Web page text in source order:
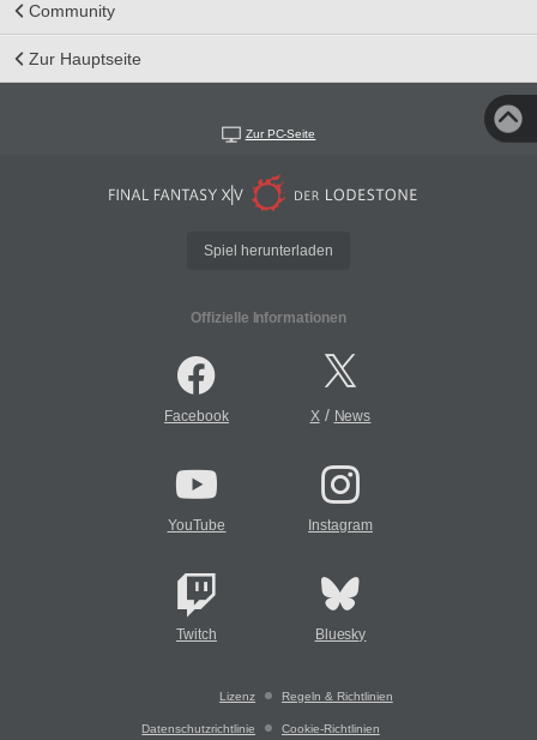
Community
Zur Hauptseite
Zur PC-Seite
Spiel herunterladen
Offizielle Informationen
Facebook X/ News
YouTube Instagram
Twitch Bluesky
Lizenz Regeln & Richtlinien
Datenschutzrichtlinie Cookie-Richtlinien